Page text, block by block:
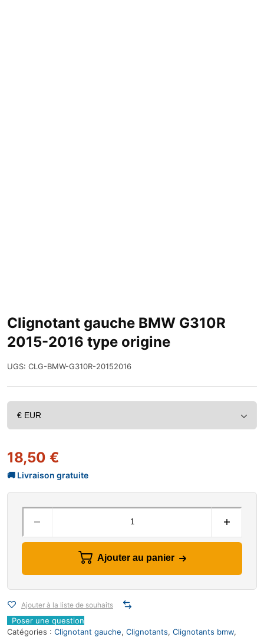
Clignotant gauche BMW G310R
2015-2016 type origine
UGS: CLG-BMW-G310R-20152016
18,50 €
Ajouter au panier
Ajouter à la liste de souhaits
Poser une question
Catégories : Clignotant gauche, Clignotants, Clignotants bmw,